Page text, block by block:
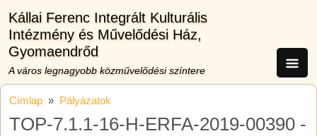
Kállai Ferenc Integrált Kulturális
Intézmény és Művelődési Ház,
Gyomaendrőd
A város legnagyobb közművelődési színtere
Címlap Pályázatok
TOP-7.1.1-16-H-ERFA-2019-00390 -